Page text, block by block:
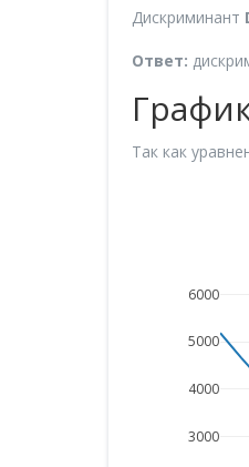
Дискриминант
Ответ:
Так как
3000
4000
5000
6000